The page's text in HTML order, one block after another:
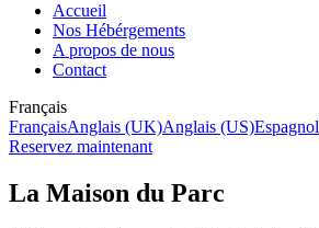
Accueil
Nos Hébérgements
A propos de nous
Contact
Français
FrançaisAnglais (UK)Anglais (US)Espagnol
Reservez maintenant
La Maison du Parc